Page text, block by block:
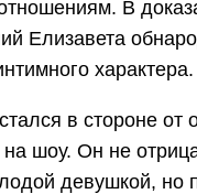
В
Елизавета
характера.
в стороне от
шоу. Он не
девушкой, но